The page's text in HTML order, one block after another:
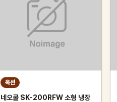
옥션
네오쿨 SK-200RFW 소형 냉장